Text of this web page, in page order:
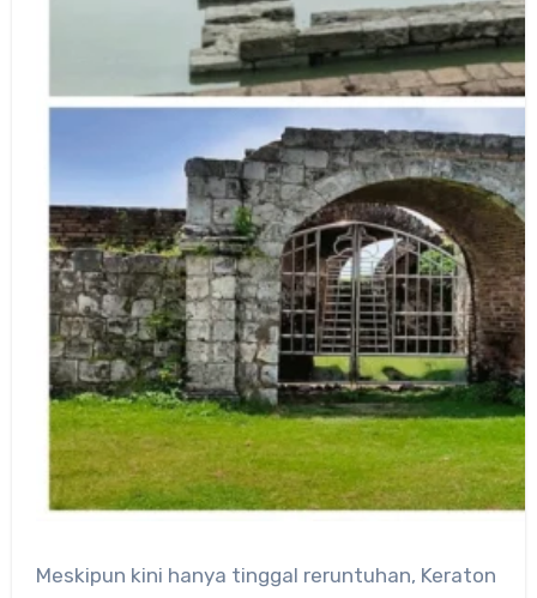
Meskipun kini hanya tinggal reruntuhan, Keraton